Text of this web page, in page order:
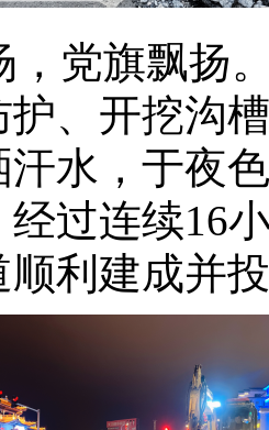
，党旗飘扬
、 开挖沟
汗水，于夜
过连续16
顺利建成并